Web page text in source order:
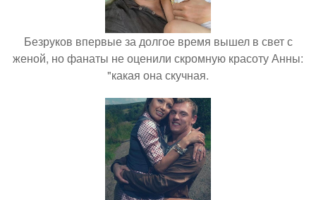
Безруков впервые за долгое время вышел в свет с
женой, но фанаты не оценили скромную красоту Анны:
"какая она скучная.